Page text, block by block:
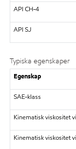
API CH-4
API SJ
Typiska egenskaper
Egenskap
SAE-klass
Kinematisk viskositet
Kinematisk viskositet